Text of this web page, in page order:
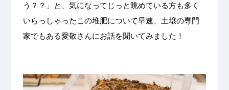
う？？」と、気になってじっと眺めている方も多く
いらっしゃったこの堆肥について早速、土壌の専門
家でもある愛敬さんにお話を聞いてみました！